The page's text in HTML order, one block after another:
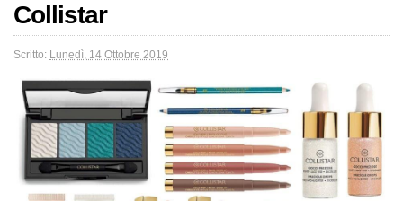
Collistar
Scritto: Lunedì, 14 Ottobre 2019